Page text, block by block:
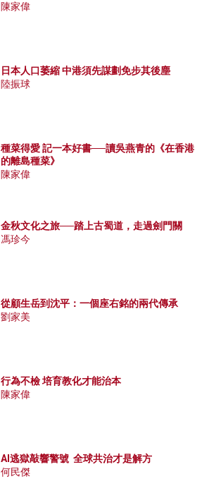
陳家偉
日本人口萎縮 中港須先謀劃免步其後塵
陸振球
種菜得愛 記一本好書──讀吳燕青的《在香港
的離島種菜》
陳家偉
金秋文化之旅──踏上古蜀道，走過劍門關
馮珍今
從顧生岳到沈平：一個座右銘的兩代傳承
劉家美
行為不檢 培育教化才能治本
陳家偉
AI逃獄敲響警號 全球共治才是解方
何民傑